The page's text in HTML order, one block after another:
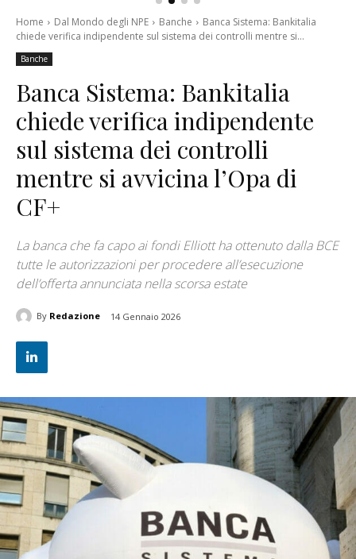
Home Dal Mondo degli NPE Banche
Banca Sistema: Bankitalia
chiede verifica indipendente sul sistema dei controlli mentre si...
Banche
Banca Sistema: Bankitalia
chiede verifica indipendente
sul sistema dei controlli
mentre si avvicina l’Opa di
CF+
La banca che fa capo ai fondi Elliott ha ottenuto dalla BCE
tutte le autorizzazioni per procedere all’esecuzione
dell’offerta annunciata nella scorsa estate
By Redazione 14 Gennaio 2026